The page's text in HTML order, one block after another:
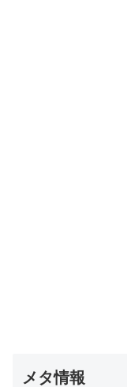
メタ情報